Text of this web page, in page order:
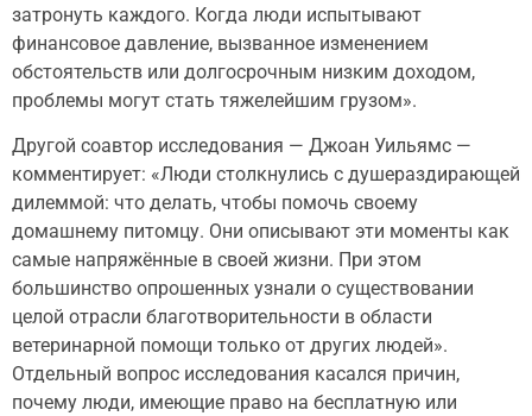
затронуть каждого. Когда люди испытывают
финансовое давление, вызванное изменением
обстоятельств или долгосрочным низким доходом,
проблемы могут стать тяжелейшим грузом».
Другой соавтор исследования — Джоан Уильямс —
комментирует: «Люди столкнулись с душераздирающей
дилеммой: что делать, чтобы помочь своему
домашнему питомцу. Они описывают эти моменты как
самые напряжённые в своей жизни. При этом
большинство опрошенных узнали о существовании
целой отрасли благотворительности в области
ветеринарной помощи только от других людей».
Отдельный вопрос исследования касался причин,
почему люди, имеющие право на бесплатную или